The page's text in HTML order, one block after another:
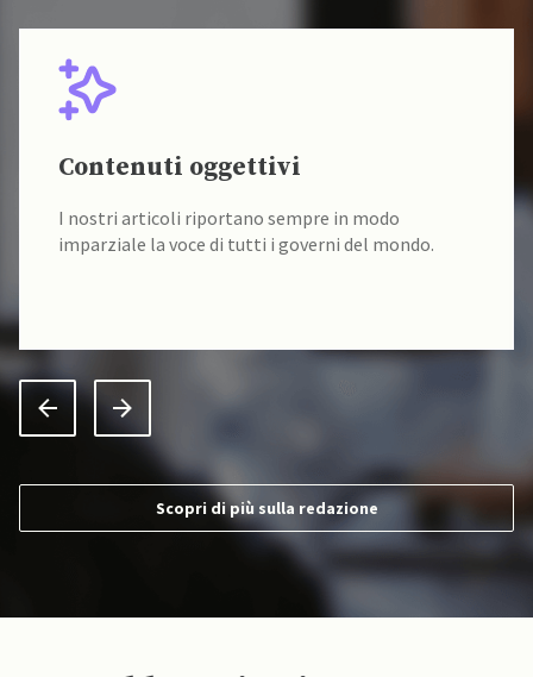
Contenuti oggettivi
I nostri articoli riportano sempre in modo
imparziale la voce di tutti i governi del mondo.
Scopri di più sulla redazione